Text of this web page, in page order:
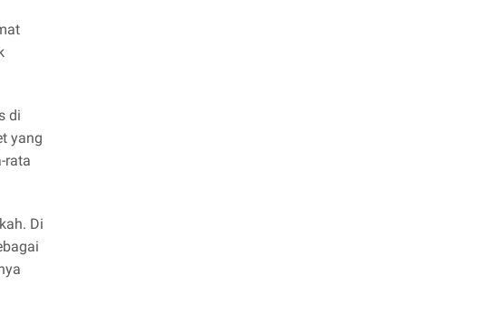
di
yang
rata
Di